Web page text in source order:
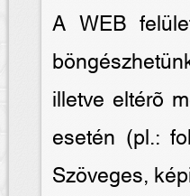
A WEB
illetve eltérõ
esetén (pl.:
Szöveges,